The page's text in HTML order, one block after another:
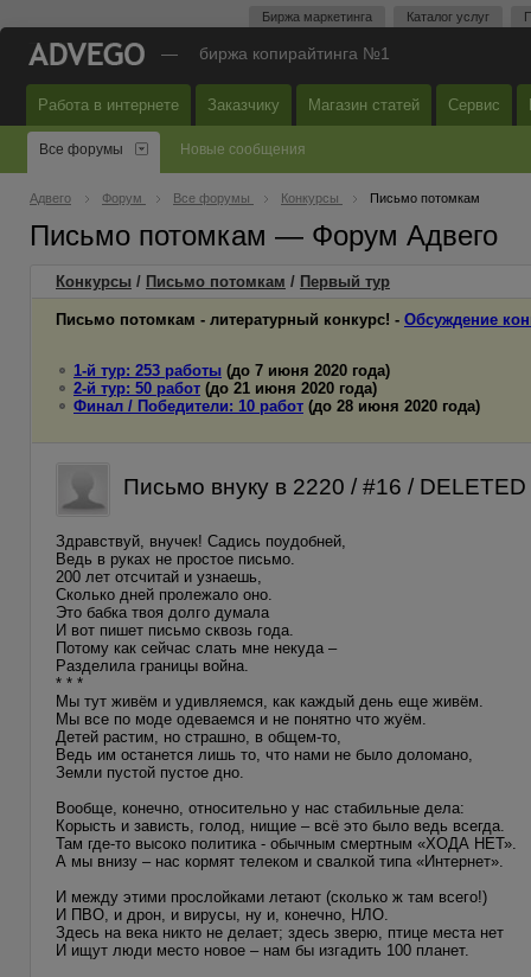
Биржа маркетинга Каталог услуг
— биржа копирайтинга №1
Работа в интернете Заказчику Магазин статей Сервис
Все форумы Новые сообщения
Адвего Форум Все форумы Конкурсы Письмо потомкам
Письмо потомкам — Форум Адвего
Конкурсы / Письмо потомкам / Первый тур
Письмо потомкам - литературный конкурс! - Обсуждение
1-й тур: 253 работы (до 7 июня 2020 года)
2-й тур: 50 работ (до 21 июня 2020 года)
Финал / Победители: 10 работ (до 28 июня 2020 года)
Письмо внуку в 2220 / #16 / DELETED
Здравствуй, внучек! Садись поудобней,
Ведь в руках не простое письмо.
200 лет отсчитай и узнаешь,
Сколько дней пролежало оно.
Это бабка твоя долго думала
И вот пишет письмо сквозь года.
Потому как сейчас слать мне некуда –
Разделила границы война.
* * *
Мы тут живём и удивляемся, как каждый день еще живём.
Мы все по моде одеваемся и не понятно что жуём.
Детей растим, но страшно, в общем-то,
Ведь им останется лишь то, что нами не было доломано,
Земли пустой пустое дно.
Вообще, конечно, относительно у нас стабильные дела:
Корысть и зависть, голод, нищие – всё это было ведь всегда.
Там где-то высоко политика - обычным смертным «ХОДА НЕТ».
А мы внизу – нас кормят телеком и свалкой типа «Интернет».
И между этими прослойками летают (сколько ж там всего!)
И ПВО, и дрон, и вирусы, ну и, конечно, НЛО.
Здесь на века никто не делает; здесь зверю, птице места нет
И ищут люди место новое – нам бы изгадить 100 планет.